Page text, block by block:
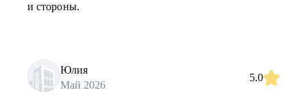
и стороны.
Юлия
Май 2026
5.0